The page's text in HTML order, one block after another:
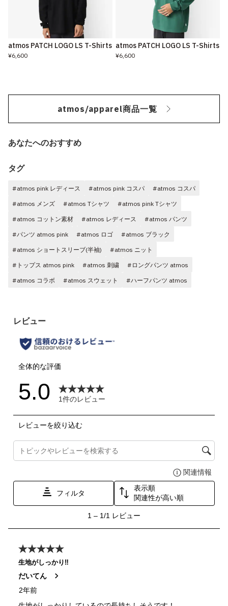
atmos PATCH LOGO LS T-Shirts
¥6,600
atmos PATCH LOGO LS T-Shirts
¥6,600
atmos/apparel商品一覧
あなたへのおすすめ
タグ
#atmos pink レディース #atmos pink コスパ
#atmos コスパ
#atmos メンズ
#atmos Tシャツ
#atmos pink Tシャツ
#atmos コットン素材
#atmos レディース
#atmos パンツ
#パンツ atmos pink
#atmos ロゴ
#atmos ブラック
#atmos ショートスリーブ(半袖)
#atmos ニット
#トップス atmos pink
#atmos 刺繍
#ロングパンツ atmos
#atmos コラボ
#atmos スウェット #ハーフパンツ atmos